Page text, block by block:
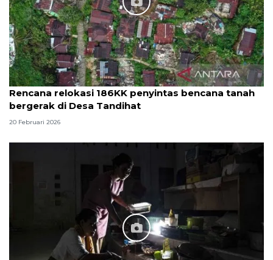
Rencana relokasi 186KK penyintas bencana tanah
bergerak di Desa Tandihat
20 Februari 2026